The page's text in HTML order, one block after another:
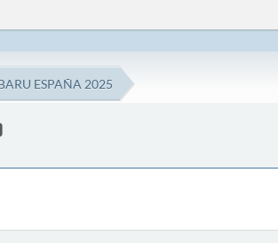
ESPAÑA 2025